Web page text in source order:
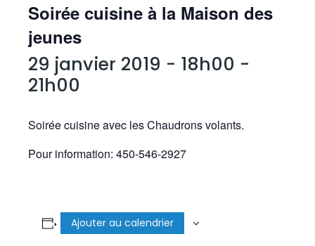
Soirée cuisine à la Maison des
jeunes
29 janvier 2019 - 18h00 -
21h00
Soirée cuisine avec les Chaudrons volants.
Pour information: 450-546-2927
Ajouter au calendrier